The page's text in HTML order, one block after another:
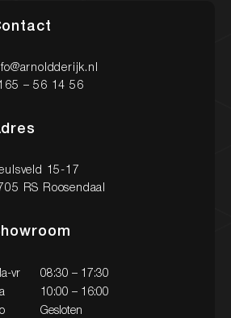
wilt u een afspraak maken? Neem
– 56 14 56
15-17
RS Roosendaal
vr
08:30 – 17:30
10:00 – 16:00
Gesloten